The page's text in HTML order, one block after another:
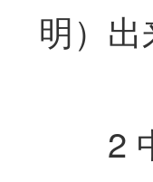
明）出
2 中